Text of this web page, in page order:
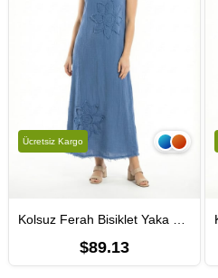
$89.13
Ücretsiz Kargo